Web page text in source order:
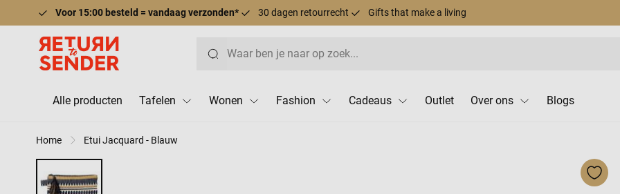
Voor 15:00 besteld = vandaag verzonden* 30 dagen retourrecht Gifts that make a living
Alle producten Tafelen Wonen Fashion Cadeaus Outlet Over ons Blogs
Home Etui Jacquard - Blauw